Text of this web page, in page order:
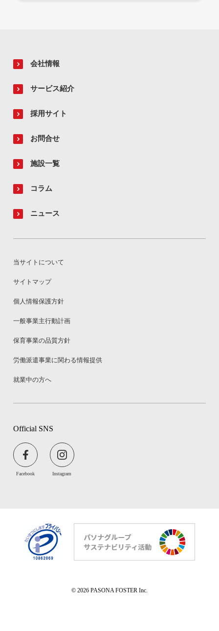
会社情報
サービス紹介
採用サイト
お問合せ
施設一覧
コラム
ニュース
Official SNS
Facebook Instagram
当サイトについて
サイトマップ
個人情報保護方針
一般事業主行動計画
保育事業の品質方針
労働派遣事業に関わる情報提供
就業中の方へ
© 2026 PASONA FOSTER Inc.